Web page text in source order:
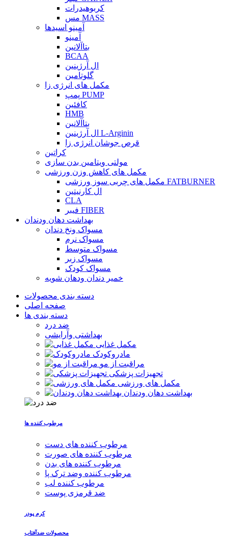
کربوهیدرات
مس MASS
آمینو اسیدها
آمینو
بتاآلانین
BCAA
ال آرژینین
گلوتامین
مکمل های انرژی زا
پمپ PUMP
کافئین
HMB
بتاآلانین
ال آرژینین L-Arginin
قرص جوشان انرژی زا
کراتین
مولتی ویتامین بدن سازی
مکمل های کاهش وزن ورزشی
مکمل های چربی سوز ورزشی FATBURNER
ال کارنیتین
CLA
فیبر FIBER
بهداشت دهان ودندان
مسواک ونخ دندان
مسواک نرم
مسواک متوسط
مسواک زبر
مسواک کودک
خمیر دندان ودهان شویه
دسته بندی محصولات
صفحه اصلی
دسته بندی ها
ضد درد
بهداشتی وآرایشی
مکمل غذایی
مادروکودک
مراقبت از مو
تجهیزات پزشکی
مکمل های ورزشی
بهداشت دهان ودندان
مرطوب کننده ها
مرطوب کننده های دست
مرطوب کننده های صورت
مرطوب کننده های بدن
مرطوب کننده وضد ترک پا
مرطوب کننده لب
ضد قرمزی پوست
کرم پودر
محصولات ضدآفتاب